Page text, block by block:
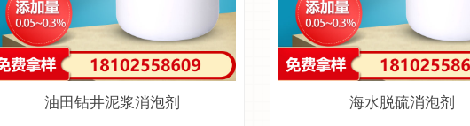
油田钻井泥浆消泡剂 海水脱硫消泡剂